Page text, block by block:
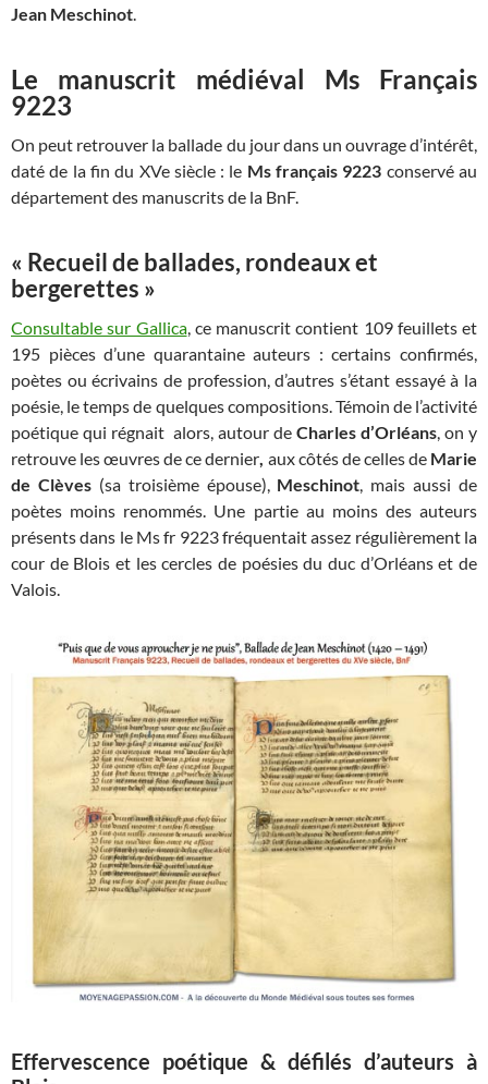
Jean Meschinot.
Le manuscrit médiéval Ms Français
9223
On peut retrouver la ballade du jour dans un ouvrage d’intérêt,
daté de la fin du XVe siècle : le Ms français 9223 conservé au
département des manuscrits de la BnF.
« Recueil de ballades, rondeaux et
bergerettes »
Consultable sur Gallica, ce manuscrit contient 109 feuillets et
195 pièces d’une quarantaine auteurs : certains confirmés,
poètes ou écrivains de profession, d’autres s’étant essayé à la
poésie, le temps de quelques compositions. Témoin de l’activité
poétique qui régnait alors, autour de Charles d’Orléans, on y
retrouve les œuvres de ce dernier, aux côtésde celles de Marie
de Clèves(sa troisième épouse), Meschinot, mais aussi de
poètes moins renommés. Une partie au moins des auteurs
présents dans le Ms fr 9223 fréquentait assez régulièrement la
cour de Blois et les cercles de poésies du duc d’Orléans et de
Valois.
Effervescence poétique & défilés d’auteurs à